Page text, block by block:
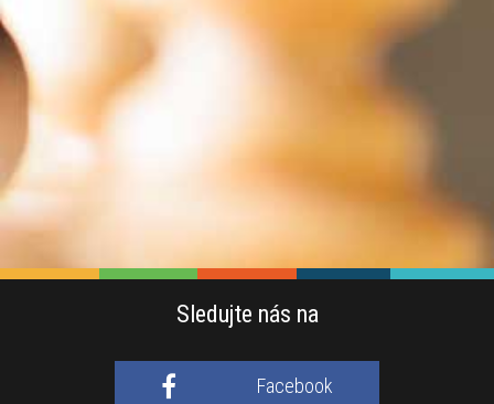
Sledujte nás na
Facebook